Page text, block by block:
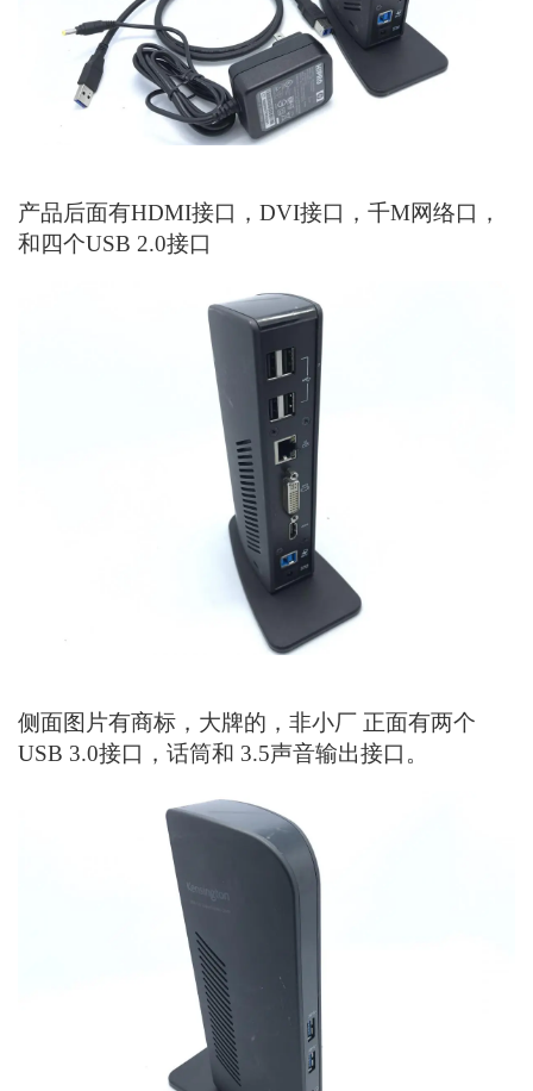
产品后面有HDMI接口，DVI接口，千M网络口，
和四个USB 2.0接口
侧面图片有商标，大牌的，非小厂 正面有两个
USB 3.0接口，话筒和 3.5声音输出接口。